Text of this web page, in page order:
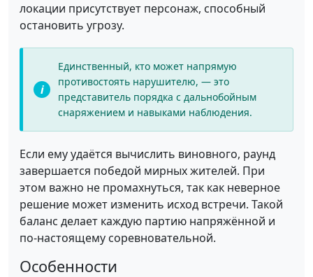
локации присутствует персонаж, способный
остановить угрозу.
Единственный, кто может напрямую
противостоять нарушителю, — это
представитель порядка с дальнобойным
снаряжением и навыками наблюдения.
Если ему удаётся вычислить виновного, раунд
завершается победой мирных жителей. При
этом важно не промахнуться, так как неверное
решение может изменить исход встречи. Такой
баланс делает каждую партию напряжённой и
по-настоящему соревновательной.
Особенности